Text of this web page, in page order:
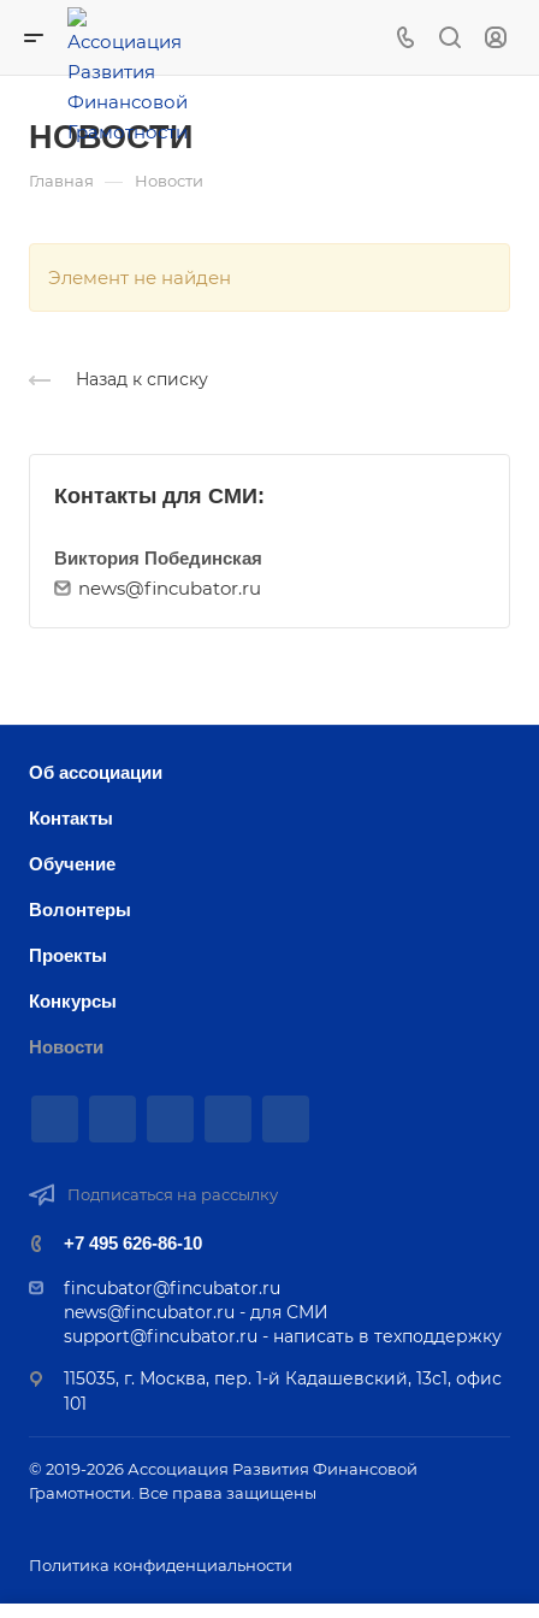
НОВОСТИ
Главная — Новости
Элемент не найден
Назад к списку
Контакты для СМИ:
Виктория Побединская
news@fincubator.ru
Об ассоциации
Контакты
Обучение
Волонтеры
Проекты
Конкурсы
Новости
Подписаться на рассылку
+7 495 626-86-10
fincubator@fincubator.ru
news@fincubator.ru - для СМИ
support@fincubator.ru - написать в техподдержку
115035, г. Москва, пер. 1-й Кадашевский, 13с1, офис
101
© 2019-2026 Ассоциация Развития Финансовой
Грамотности. Все права защищены
Политика конфиденциальности